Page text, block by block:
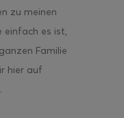
zu meinen
einfach es ist,
Familie
hier auf